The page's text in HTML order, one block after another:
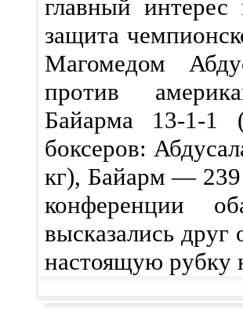
главный
защита
Магомедом
против
Байарма 13-1-
боксеров:
кг), Байарм — 239
конференции
высказались
настоящую рубку